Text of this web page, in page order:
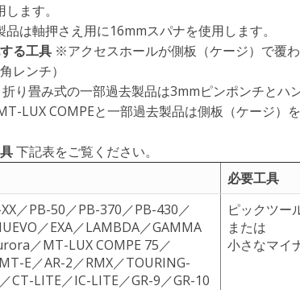
ます。
は軸押さえ用に16mmスパナを使用します。
る工具 ※アクセスホールが側板（ケージ）で覆
レンチ）
り畳み式の一部過去製品は3mmピンポンチとハ
LUX COMPEと一部過去製品は側板（ケージ）
下記表をご覧ください。
必要工具
／PB-50／PB-370／PB-430／
／EXA／LAMBDA／GAMMA
／MT-LUX COMPE 75／
E／AR-2／RMX／TOURING-
CT-LITE／IC-LITE／GR-9／GR-10
ピックツー
または
小さなマイ